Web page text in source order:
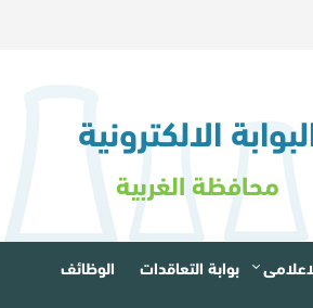
الالكترونية
محافظة الغربية
بوابة التعاقدات الوظائف